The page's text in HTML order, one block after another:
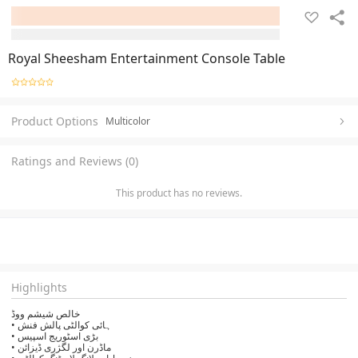
Royal Sheesham Entertainment Console Table
Product Options Multicolor
Ratings and Reviews (0)
This product has no reviews.
Highlights
خالص شیشم ووڈ
• ہائی کوالٹی پالش فنش
• بڑی اسٹوریج اسپیس
• ماڈرن اور لگژری ڈیزائن